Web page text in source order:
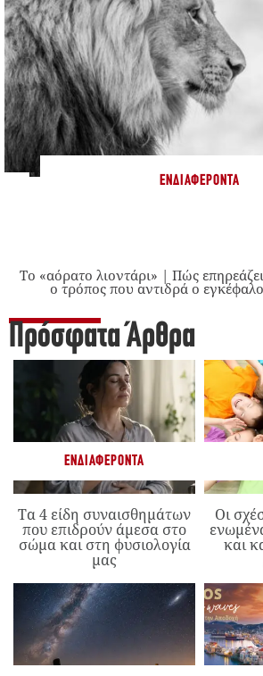
ΕΝΔΙΑΦΈΡΟΝΤΑ
Το «αόρατο λιοντάρι» | Πώς
ο τρόπος που αντιδρά ο
Πρόσφατα Άρθρα
ΕΝΔΙΑΦΈΡΟΝΤΑ
Τα 4 είδη συναισθημάτων
που επιδρούν άμεσα στο
σώμα και στη φυσιολογία
μας
Οι
και